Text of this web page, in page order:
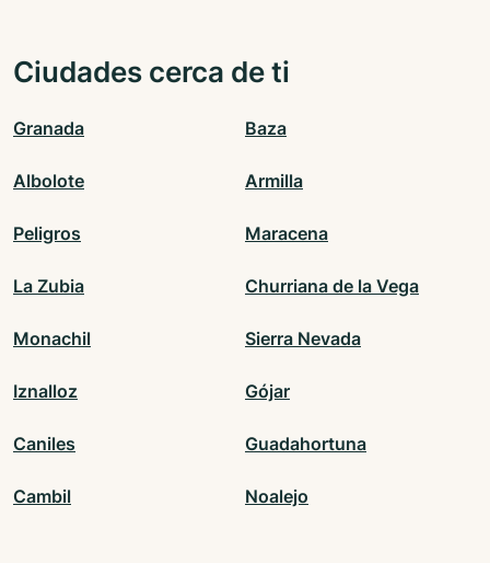
Ciudades cerca de ti
Granada Baza
Albolote Armilla
Peligros Maracena
La Zubia Churriana de la Vega
Monachil Sierra Nevada
Iznalloz Gójar
Caniles Guadahortuna
Cambil Noalejo